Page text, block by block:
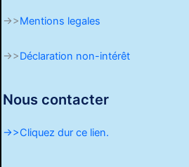
->>Mentions legales
->>Déclaration non-intérêt
Nous contacter
->>Cliquez dur ce lien.